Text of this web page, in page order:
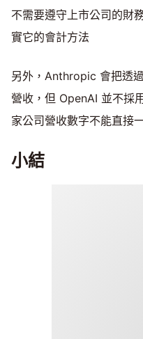
不需要遵守上市公司的財
實它的會計方法
另外，Anthropic 會把透
營收，但 OpenAI 並不採
家公司營收數字不能直接
小結